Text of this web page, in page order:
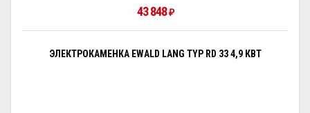
43 848₽
ЭЛЕКТРОКАМЕНКА EWALD LANG TYP RD 33 4,9 КВТ